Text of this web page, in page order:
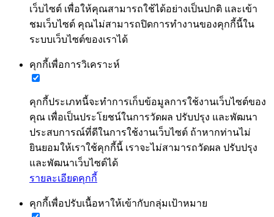
เว็บไซต์ เพื่อให้คุณสามารถใช้ได้อย่างเป็นปกติ และเข้า
ชมเว็บไซต์ คุณไม่สามารถปิดการทำงานของคุกกี้นี้ใน
ระบบเว็บไซต์ของเราได้
คุกกี้เพื่อการวิเคราะห์
คุกกี้ประเภทนี้จะทำการเก็บข้อมูลการใช้งานเว็บไซต์ของ
คุณ เพื่อเป็นประโยชน์ในการวัดผล ปรับปรุง และพัฒนา
ประสบการณ์ที่ดีในการใช้งานเว็บไซต์ ถ้าหากท่านไม่
ยินยอมให้เราใช้คุกกี้นี้ เราจะไม่สามารถวัดผล ปรับปรุง
และพัฒนาเว็บไซต์ได้
รายละเอียดคุกกี้
คุกกี้เพื่อปรับเนื้อหาให้เข้ากับกลุ่มเป้าหมาย